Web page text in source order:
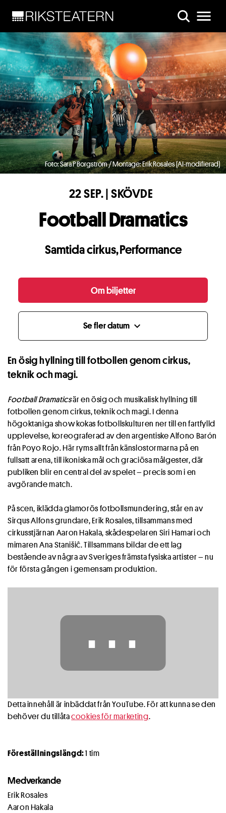
Foto: Sara P Borgström / Montage: Erik Rosales (AI-modifierad)
22 SEP. | SKÖVDE
Football Dramatics
Samtida cirkus,Performance
Om biljetter
Se fler datum expand_more
En ösig hyllning till fotbollen genom cirkus,
teknik och magi.
Football Dramaticsär en ösig och musikalisk hyllning till
fotbollen genom cirkus, teknik och magi. I denna
högoktaniga show kokas fotbollskulturen ner till en fartfylld
upplevelse, koreograferad av den argentiske Alfono Barón
från Poyo Rojo. Här ryms allt från känslostormarna på en
fullsatt arena, till ikoniska mål och graciösa målgester, där
publiken blir en central del av spelet – precis som i en
avgörande match.
På scen, iklädda glamorös fotbollsmundering, står en av
Sirqus Alfons grundare, Erik Rosales, tillsammans med
cirkusstjärnan Aaron Hakala, skådespelaren Siri Hamari och
mimaren Ana Stanišiĉ. Tillsammans bildar de ett lag
bestående av några av Sveriges främsta fysiska artister – nu
för första gången i gemensam produktion.
⋯
Detta innehåll är inbäddat från YouTube. För att kunna se den
behöver du tillåtacookies för marketing.
Föreställningslängd:1 tim
Medverkande
Erik Rosales
Aaron Hakala